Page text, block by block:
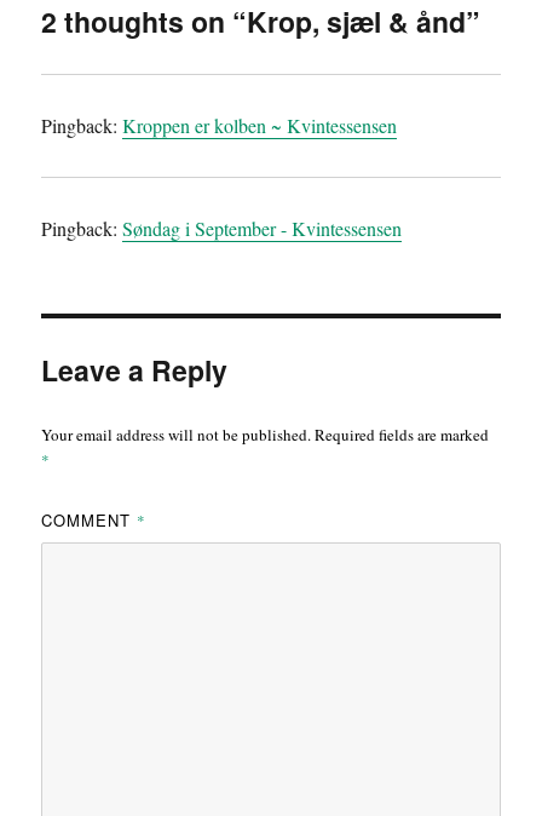
2 thoughts on “Krop, sjæl & ånd”
Pingback:Kroppen er kolben ~ Kvintessensen
Pingback:Søndag i September - Kvintessensen
Leave a Reply
Your email address will not be published.Required fields are marked
*
COMMENT *